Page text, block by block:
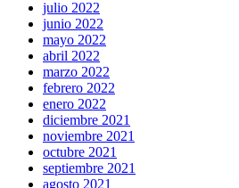
julio 2022
junio 2022
mayo 2022
abril 2022
marzo 2022
febrero 2022
enero 2022
diciembre 2021
noviembre 2021
octubre 2021
septiembre 2021
agosto 2021